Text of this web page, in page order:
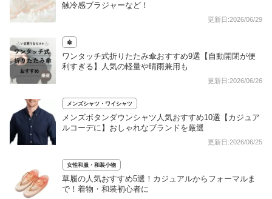
触冷感ブラジャーなど！
更新日:2026/06/29
傘
ワンタッチ式折りたたみ傘おすすめ9選【自動開閉が便
利すぎる】人気の軽量や晴雨兼用も
更新日:2026/06/26
メンズシャツ・ワイシャツ
メンズボタンダウンシャツ人気おすすめ10選【カジュア
ルコーデに】おしゃれなブランドを厳選
更新日:2026/06/25
女性和服・和装小物
草履の人気おすすめ5選！カジュアルからフォーマルま
で！着物・和装初心者に